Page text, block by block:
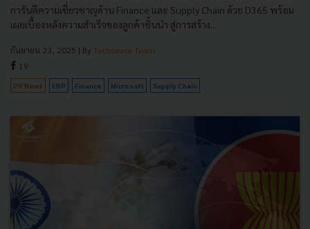
การันตีความเชี่ยวชาญด้าน Finance และ Supply Chain ด้วย D365 พร้อม
เผยเบื้องหลังความสำเร็จของลูกค้าชั้นนำ สู่การสร้าง...
กันยายน 23, 2025 | By Techsauce Team
19
PR News ERP Finance Microsoft Supply Chain